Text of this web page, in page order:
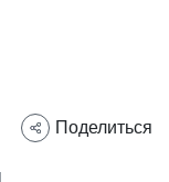
Поделиться